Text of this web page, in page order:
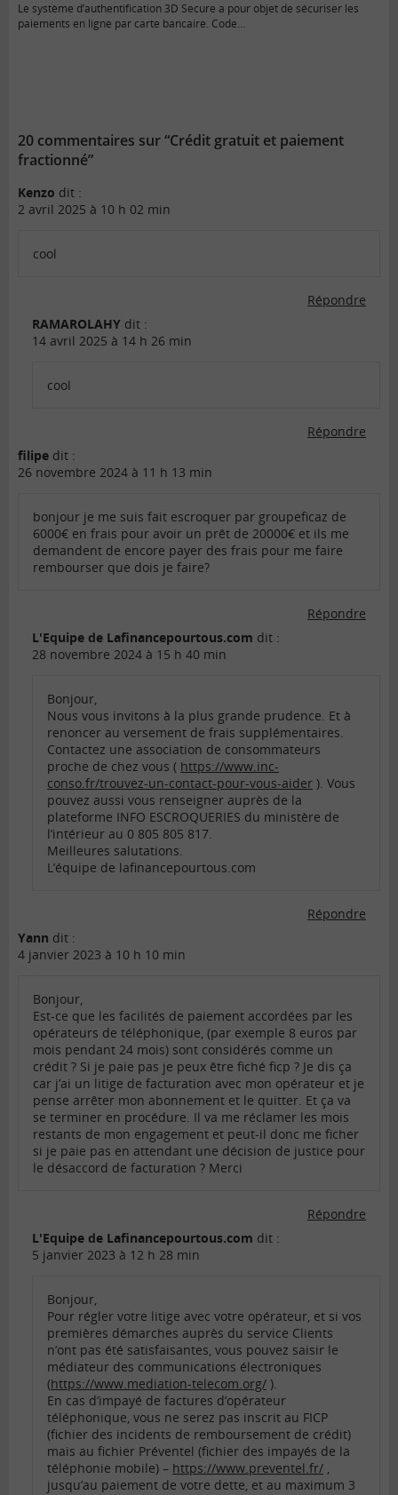
Le système d’authentification 3D Secure a pour objet de sécuriser les
paiements en ligne par carte bancaire. Code…
20 commentaires sur “Crédit gratuit et paiement
fractionné”
Kenzo dit :
2 avril 2025 à 10 h 02 min
cool
Répondre
RAMAROLAHY dit :
14 avril 2025 à 14 h 26 min
cool
Répondre
filipe dit :
26 novembre 2024 à 11 h 13 min
bonjour je me suis fait escroquer par groupeficaz de
6000€ en frais pour avoir un prêt de 20000€ et ils me
demandent de encore payer des frais pour me faire
rembourser que dois je faire?
Répondre
L'Equipe de Lafinancepourtous.com dit :
28 novembre 2024 à 15 h 40 min
Bonjour,
Nous vous invitons à la plus grande prudence. Et à
renoncer au versement de frais supplémentaires.
Contactez une association de consommateurs
proche de chez vous ( https://www.inc-
conso.fr/trouvez-un-contact-pour-vous-aider ). Vous
pouvez aussi vous renseigner auprès de la
plateforme INFO ESCROQUERIES du ministère de
l’intérieur au 0 805 805 817.
Meilleures salutations.
L’équipe de lafinancepourtous.com
Répondre
Yann dit :
4 janvier 2023 à 10 h 10 min
Bonjour,
Est-ce que les facilités de paiement accordées par les
opérateurs de téléphonique, (par exemple 8 euros par
mois pendant 24 mois) sont considérés comme un
crédit ? Si je paie pas je peux être fiché ficp ? Je dis ça
car j’ai un litige de facturation avec mon opérateur et je
pense arrêter mon abonnement et le quitter. Et ça va
se terminer en procédure. Il va me réclamer les mois
restants de mon engagement et peut-il donc me ficher
si je paie pas en attendant une décision de justice pour
le désaccord de facturation ? Merci
Répondre
L'Equipe de Lafinancepourtous.com dit :
5 janvier 2023 à 12 h 28 min
Bonjour,
Pour régler votre litige avec votre opérateur, et si vos
premières démarches auprès du service Clients
n’ont pas été satisfaisantes, vous pouvez saisir le
médiateur des communications électroniques
(https://www.mediation-telecom.org/ ).
En cas d’impayé de factures d’opérateur
téléphonique, vous ne serez pas inscrit au FICP
(fichier des incidents de remboursement de crédit)
mais au fichier Préventel (fichier des impayés de la
téléphonie mobile) – https://www.preventel.fr/ ,
jusqu’au paiement de votre dette, et au maximum 3